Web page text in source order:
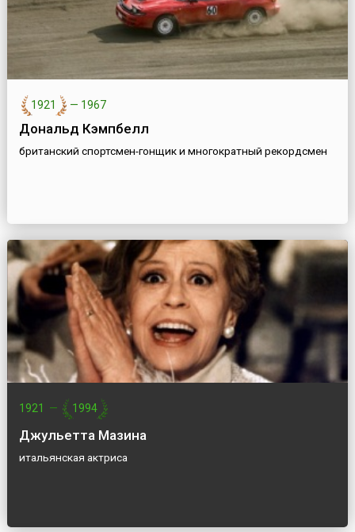
1921 — 1967
Дональд Кэмпбелл
британский спортсмен-гонщик и многократный рекордсмен
1921 — 1994
Джульетта Мазина
итальянская актриса